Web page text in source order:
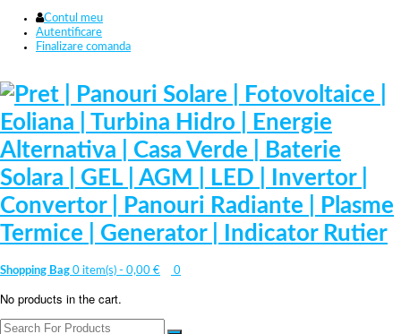
Contul meu
Autentificare
Finalizare comanda
Shopping Bag 0 item(s) - 0,00 € 0
No products in the cart.